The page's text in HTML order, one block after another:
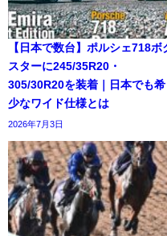
【日本で数台】ポルシェ718ボ
スターに245/35R20・
305/30R20を装着｜日本でも希
少なワイド仕様とは
2026年7月3日